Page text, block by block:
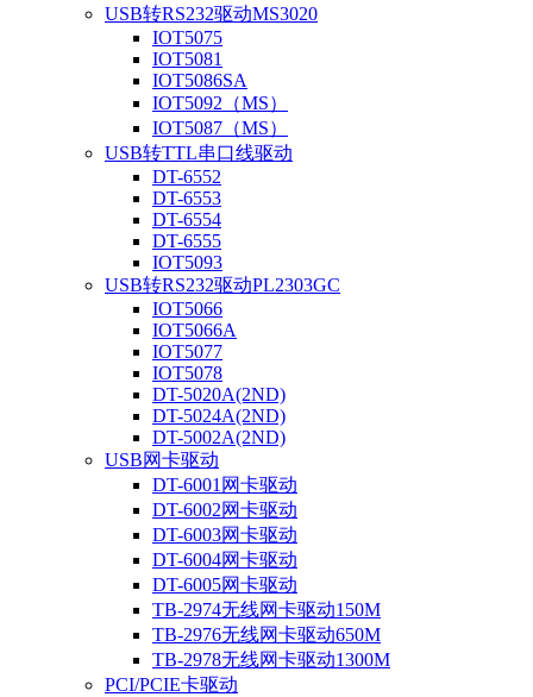
USB转RS232驱动MS3020
IOT5075
IOT5081
IOT5086SA
IOT5092（MS）
IOT5087（MS）
USB转TTL串口线驱动
DT-6552
DT-6553
DT-6554
DT-6555
IOT5093
USB转RS232驱动PL2303GC
IOT5066
IOT5066A
IOT5077
IOT5078
DT-5020A(2ND)
DT-5024A(2ND)
DT-5002A(2ND)
USB网卡驱动
DT-6001网卡驱动
DT-6002网卡驱动
DT-6003网卡驱动
DT-6004网卡驱动
DT-6005网卡驱动
TB-2974无线网卡驱动150M
TB-2976无线网卡驱动650M
TB-2978无线网卡驱动1300M
PCI/PCIE卡驱动